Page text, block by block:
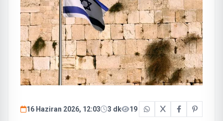
16 Haziran 2026, 12:03 3 dk 19